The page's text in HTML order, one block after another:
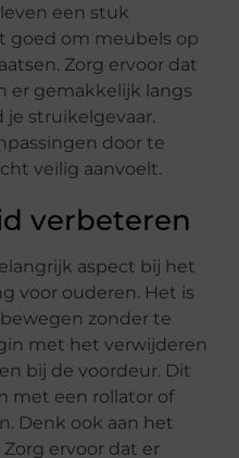
een stuk
goed om meubels op
Zorg ervoor dat
er gemakkelijk langs
je struikelgevaar.
door te
veilig aanvoelt.
verbeteren
aspect bij het
voor ouderen. Het is
zonder te
met het verwijderen
bij de voordeur. Dit
met een rollator of
Denk ook aan het
ervoor dat er